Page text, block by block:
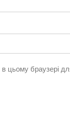
цьому браузері